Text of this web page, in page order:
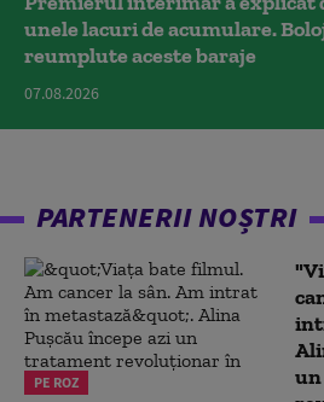
unele lacuri de acumulare.
reumplute aceste baraje
07.08.2026
PARTENERII NOȘTRI
PE ROZ